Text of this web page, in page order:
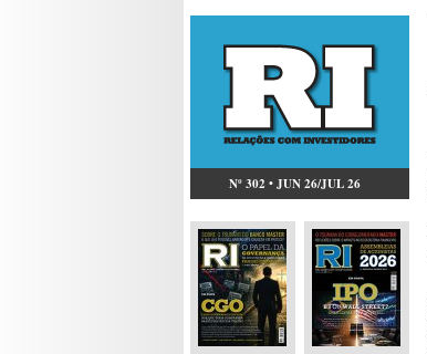
Nº 302 • JUN 26/JUL 26